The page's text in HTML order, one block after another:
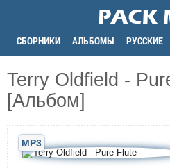
СБОРНИКИ АЛЬБОМЫ РУССКИЕ
Terry Oldfield -
[Альбом]
MP3